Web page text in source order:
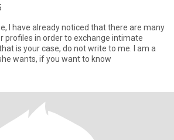
I have already noticed that there are many
profiles in order to exchange intimate
is your case, do not write to me. I am a
wants, if you want to know